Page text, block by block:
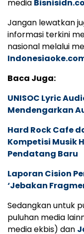
media
Jangan lewatkan
informasi terkini
nasional melalui
Baca Juga:
UNISOC Lyric
Mendengarkan
Hard Rock Cafe
Kompetisi Musik
Pendatang Baru
Laporan Cision
‘Jebakan
Sedangkan untuk
puluhan media
media ekbis) dan